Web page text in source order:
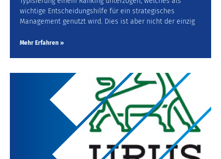
wichtige Entscheidungshilfe für ein strategisches
Management genutzt wird. Dies ist aber nicht der einzig
Mehr Erfahren »